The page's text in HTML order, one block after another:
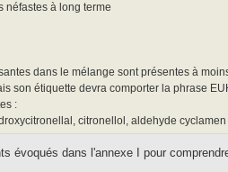
néfastes à long terme
dans le mélange sont présentes à
son étiquette devra comporter la phrase
:
citronellol, aldehyde cyclamen
évoqués dans l'annexe I pour